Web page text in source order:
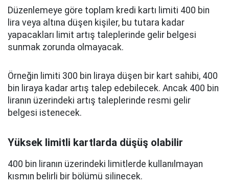
Düzenlemeye göre toplam kredi kartı limiti 400 bin
lira veya altına düşen kişiler, bu tutara kadar
yapacakları limit artış taleplerinde gelir belgesi
sunmak zorunda olmayacak.
Örneğin limiti 300 bin liraya düşen bir kart sahibi, 400
bin liraya kadar artış talep edebilecek. Ancak 400 bin
liranın üzerindeki artış taleplerinde resmi gelir
belgesi istenecek.
Yüksek limitli kartlarda düşüş olabilir
400 bin liranın üzerindeki limitlerde kullanılmayan
kısmın belirli bir bölümü silinecek.